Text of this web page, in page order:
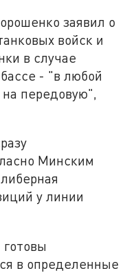
заявил о
войск и
в случае
- "в любой
передовую",
Минским
у линии
в определенные